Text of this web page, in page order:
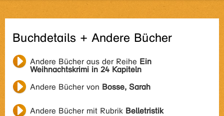
Buchdetails + Andere Bücher
Andere Bücher aus der Reihe Ein
Weihnachtskrimi in 24 Kapiteln
Andere Bücher von Bosse, Sarah
Andere Bücher mit Rubrik Belletristik